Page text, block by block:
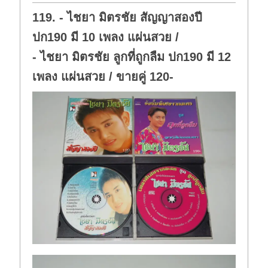
o
n
.
p
119. - ไชยา มิตรชัย สัญญาสองปี
ปก190 มี 10 เพลง แผ่นสวย /
- ไชยา มิตรชัย ลูกที่ถูกลืม ปก190 มี 12
เพลง แผ่นสวย / ขายคู่ 120-